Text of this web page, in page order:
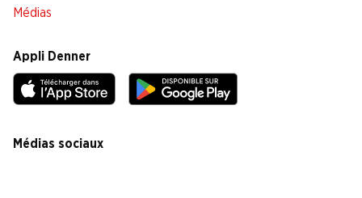
Médias
Appli Denner
Médias sociaux